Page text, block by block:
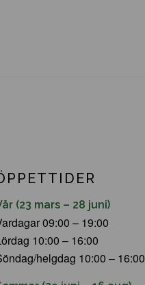
(23 mars – 28 juni)
09:00 – 19:00
10:00 – 16:00
helgdag 10:00 – 16:00